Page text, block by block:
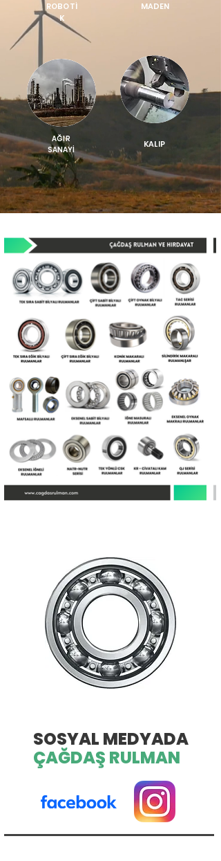
ROBOTİ
K
MADEN
AĞIR
SANAYİ
KALIP
SOSYAL MEDYADA
ÇAĞDAŞ RULMAN